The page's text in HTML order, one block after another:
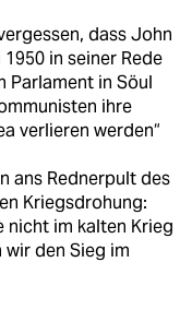
dass John
in seiner Rede
Parlament in Söul
ihre
verlieren werden“
ans Rednerpult des
Kriegsdrohung:
nicht im kalten Krieg
wir den Sieg im